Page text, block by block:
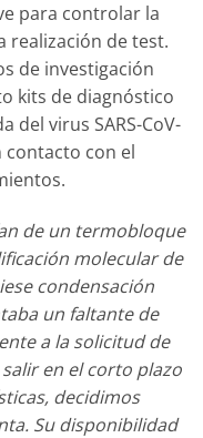
para controlar la
realización de test.
de investigación
kits de diagnóstico
del virus SARS-CoV-
contacto con el
de un termobloque
molecular de
condensación
un faltante de
a la solicitud de
en el corto plazo
decidimos
Su disponibilidad